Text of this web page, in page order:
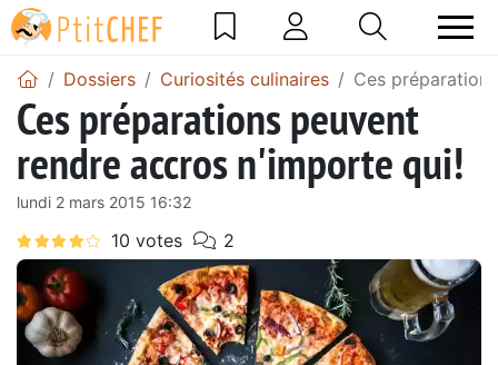
Dossiers Curiosités culinaires Ces
Ces préparations peuvent
rendre accros n'importe qui!
lundi 2 mars 2015 16:32